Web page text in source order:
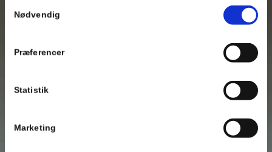
Nødvendig
Præferencer
Statistik
Marketing